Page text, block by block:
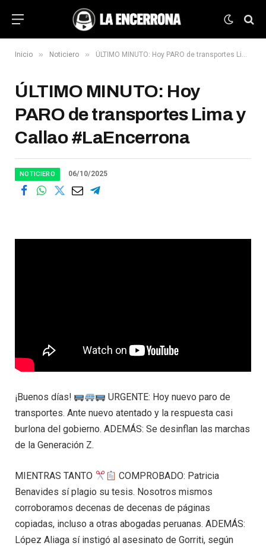
Inicio » Noticiero » ÚLTIMO MINUTO: Hoy PARO de transportes Lima y Callao #LaEncerrona
ÚLTIMO MINUTO: Hoy
PARO de transportes Lima y
Callao #LaEncerrona
NOTICIERO 06/10/2025
¡Buenos días!
URGENTE: Hoy nuevo paro de
transportes. Ante nuevo atentado y la respuesta casi
burlona del gobierno. ADEMÁS: Se desinflan las marchas
de la Generación Z.
MIENTRAS TANTO
COMPROBADO: Patricia
Benavides sí plagio su tesis. Nosotros mismos
corroboramos decenas de decenas de páginas
copiadas, incluso a otras abogadas peruanas. ADEMÁS:
López Aliaga sí instigó al asesinato de Gorriti, según